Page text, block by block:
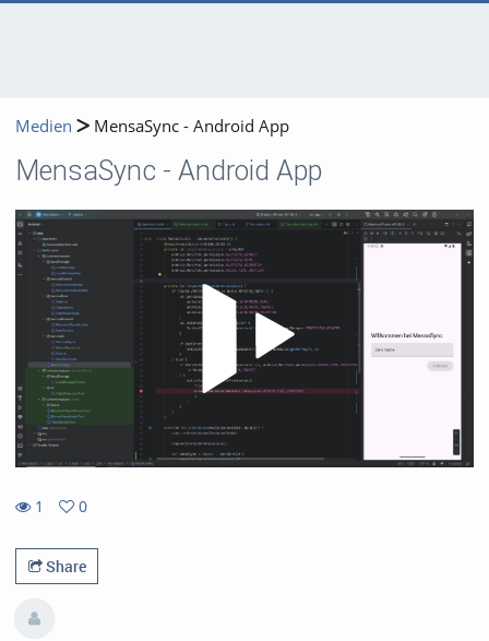
Medien MensaSync - Android App
MensaSync - Android App
1
views
0
favorites
Share